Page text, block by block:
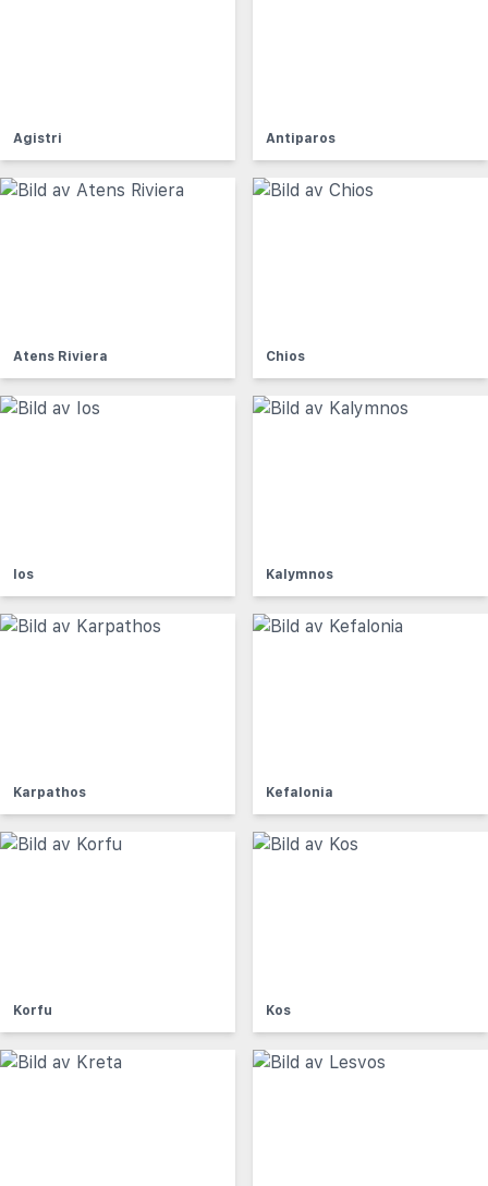
Agistri Antiparos
Atens Riviera Chios
Ios Kalymnos
Karpathos Kefalonia
Korfu Kos